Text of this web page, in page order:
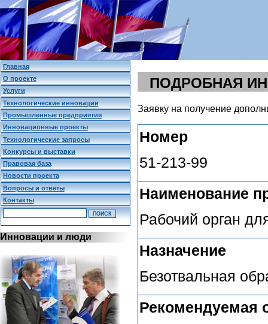
ПОДРОБНАЯ
Заявку на получение
Номер
51-213-99
Наименование
Рабочий орган
Назначение
Безотвальная
Рекомендуемая
Главная
О проекте
Услуги
Технологические инновации
Промышленные предприятия
Инновационные проекты
Технологические запросы
Конкурсы и выставки
Правовая база
Новости проекта
Вопросы и ответы
Контакты
Инновации и люди